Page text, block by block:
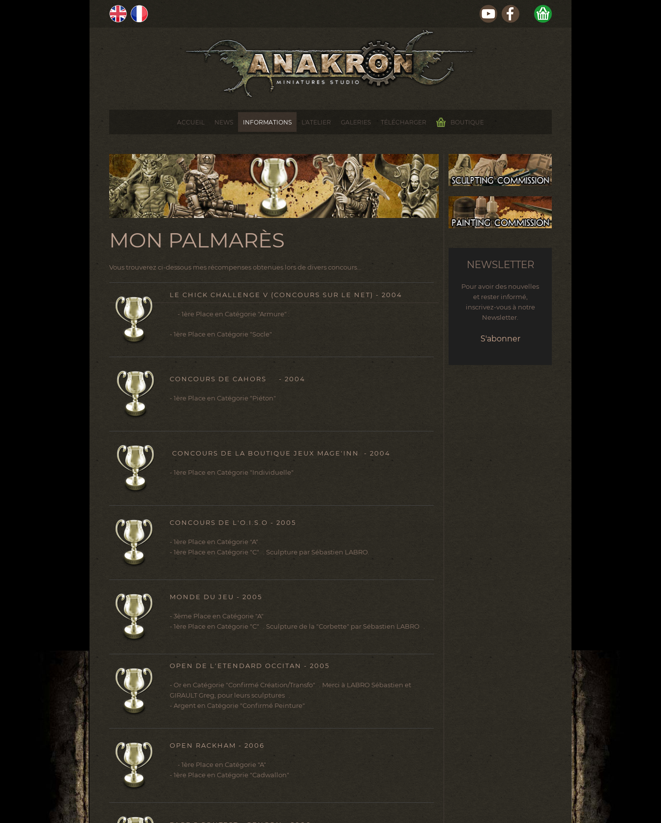
ACCUEIL NEWS INFORMATIONS L'ATELIER GALERIES TÉLÉCHARGER BOUTIQUE
MON PALMARÈS
Vous trouverez ci-dessous mes récompenses obtenues lors de divers concours...
LE CHICK CHALLENGE V (CONCOURS SUR LE NET) - 2004
- 1ère Place en Catégorie "Armure" :
- 1ère Place en Catégorie "Socle"
CONCOURS DE CAHORS - 2004
- 1ère Place en Catégorie "Piéton"
CONCOURS DE LA BOUTIQUE JEUX MAGE'INN - 2004
- 1ère Place en Catégorie "Individuelle"
CONCOURS DE L'O.I.S.O - 2005
- 1ère Place en Catégorie "A"
- 1ère Place en Catégorie "C" . Sculpture par Sébastien LABRO.
MONDE DU JEU - 2005
- 3ème Place en Catégorie "A"
- 1ère Place en Catégorie "C" . Sculpture de la "Corbette" par Sébastien LABRO .
OPEN DE L'ETENDARD OCCITAN - 2005
- Or en Catégorie "Confirmé Création/Transfo" . Merci à LABRO Sébastien et
GIRAULT Greg, pour leurs sculptures .
- Argent en Catégorie "Confirmé Peinture"
OPEN RACKHAM - 2006
- 1ère Place en Catégorie "A"
- 1ère Place en Catégorie "Cadwallon"
NEWSLETTER
Pour avoir des nouvelles
et rester informé,
inscrivez-vous à notre
Newsletter.
S'abonner